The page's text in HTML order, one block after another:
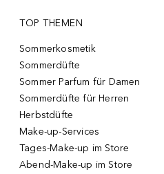
TOP THEMEN
Sommerkosmetik
Sommerdüfte
Sommer Parfum für Damen
Sommerdüfte für Herren
Herbstdüfte
Make-up-Services
Tages-Make-up im Store
Abend-Make-up im Store